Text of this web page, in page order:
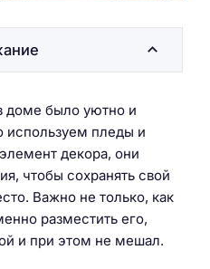
доме было уютно и
используем пледы и
декора, они
чтобы сохранять свой
Важно не только, как
разместить его,
и при этом не мешал.